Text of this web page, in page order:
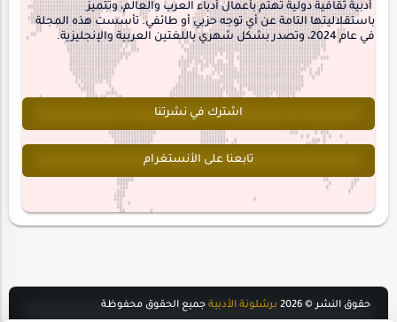
أدبية ثقافية دولية تهتم بأعمال أدباء العرب والعالم، وتتميز
باستقلاليتها التامة عن أي توجه حزبي أو طائفي. تأسست هذه المجلة
في عام 2024، وتصدر بشكل شهري باللغتين العربية والإنجليزية.
اشترك في نشرتنا
تابعنا على الأنستغرام
حقوق النشر © 2026 برشلونة الأدبية جميع الحقوق محفوظة